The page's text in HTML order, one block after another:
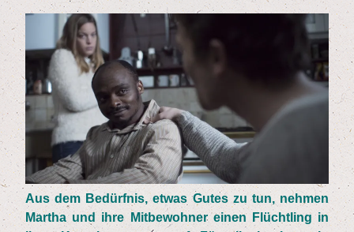
Aus dem Bedürf­nis, etwas Gutes zu tun, neh­men
Mar­tha und ihre Mit­be­woh­ner einen Flücht­ling in